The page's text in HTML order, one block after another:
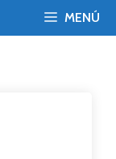
MENÚ